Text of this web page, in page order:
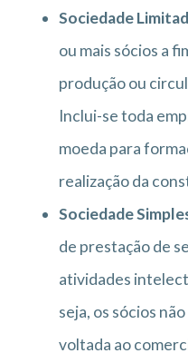
Sociedade
ou mais sócios a
produção ou
Inclui-se toda
moeda para
realização da
Sociedade
de prestação de
atividades
seja, os sócios
voltada ao